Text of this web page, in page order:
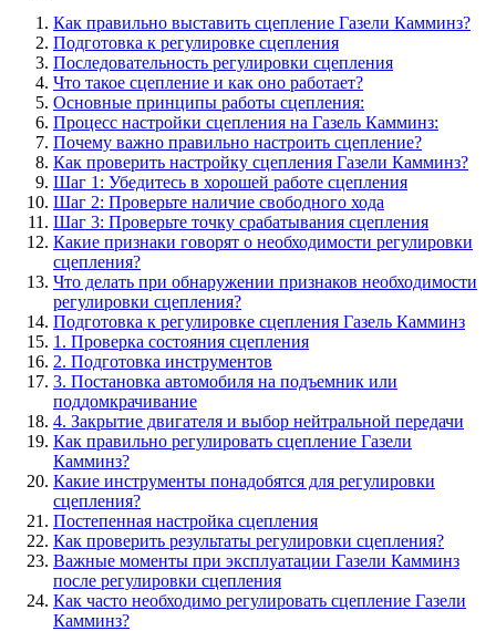
Как правильно выставить сцепление Газели Камминз?
Подготовка к регулировке сцепления
Последовательность регулировки сцепления
Что такое сцепление и как оно работает?
Основные принципы работы сцепления:
Процесс настройки сцепления на Газель Камминз:
Почему важно правильно настроить сцепление?
Как проверить настройку сцепления Газели Камминз?
Шаг 1: Убедитесь в хорошей работе сцепления
Шаг 2: Проверьте наличие свободного хода
Шаг 3: Проверьте точку срабатывания сцепления
Какие признаки говорят о необходимости регулировки
сцепления?
Что делать при обнаружении признаков необходимости
регулировки сцепления?
Подготовка к регулировке сцепления Газель Камминз
1. Проверка состояния сцепления
2. Подготовка инструментов
3. Постановка автомобиля на подъемник или
поддомкрачивание
4. Закрытие двигателя и выбор нейтральной передачи
Как правильно регулировать сцепление Газели
Камминз?
Какие инструменты понадобятся для регулировки
сцепления?
Постепенная настройка сцепления
Как проверить результаты регулировки сцепления?
Важные моменты при эксплуатации Газели Камминз
после регулировки сцепления
Как часто необходимо регулировать сцепление Газели
Камминз?